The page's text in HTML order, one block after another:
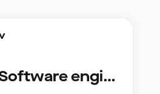
Fullstack Software engineer to Boligmappa